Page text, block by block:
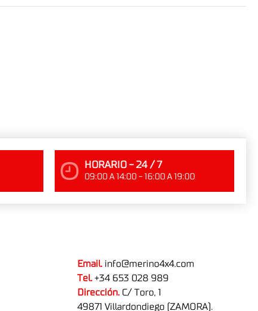
HORARIO - 24 / 7
09:00 A 14:00 - 16:00 A 19:00
Email. info@merino4x4.com
Tel. +34 653 028 989
Dirección. C/ Toro, 1
49871 Villardondiego (ZAMORA).